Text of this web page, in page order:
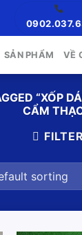
SẢN PHẨM VỀ
“XỐP
CẨM
FILTER